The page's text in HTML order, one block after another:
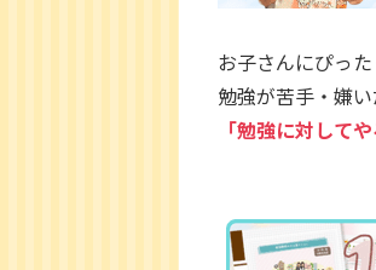
お子さんにぴっ
勉強が苦手・嫌
「勉強に対して